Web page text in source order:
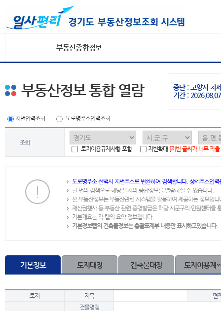
부동산종합정보
중단 : 고양시 차
기간 :
부동산정보 통합 열람
지번입력조회 도로명주소입력조회
조회
토지이용규제사항 포함
지번확대 [지번 글씨가 너무 작
도로명주소 선택시 지번주소로 변환하여 검색합니다. 상세주소입
한 번의 검색으로 해당 필지의 종합정보를 열람하실 수 있습니다.
본 부동산정보는 부동산관련 시스템을 활용하여 제공하는 정보입니
재산권행사 등 부동산 관련 증명발급은 해당 시군구의 민원센터를
기본개요는 각 탭의 요약 정보입니다.
기본정보탭의 건축물정보는 총괄표제부 내용만 표시하고있습니다.
기본정보 토지대장 건축물대장 토지이용계
토지 지목 면
건물명칭